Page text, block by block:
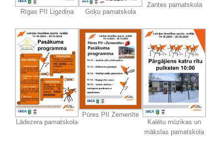
Rīgas PII Ligzdiņa Griķu pamatskola
Zantes pamatskola
Lādezera pamatskola
Pūres PII Zemenīte
Kalētu mūzikas un
mākslas pamatskola